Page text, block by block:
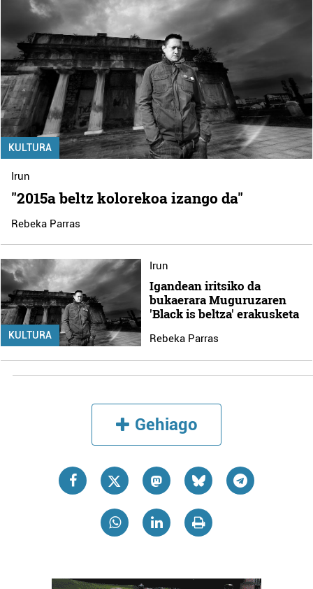
KULTURA
Irun
"2015a beltz kolorekoa izango da"
Rebeka Parras
KULTURA
Irun
Igandean iritsiko da
bukaerara Muguruzaren
'Black is beltza' erakusketa
Rebeka Parras
Gehiago